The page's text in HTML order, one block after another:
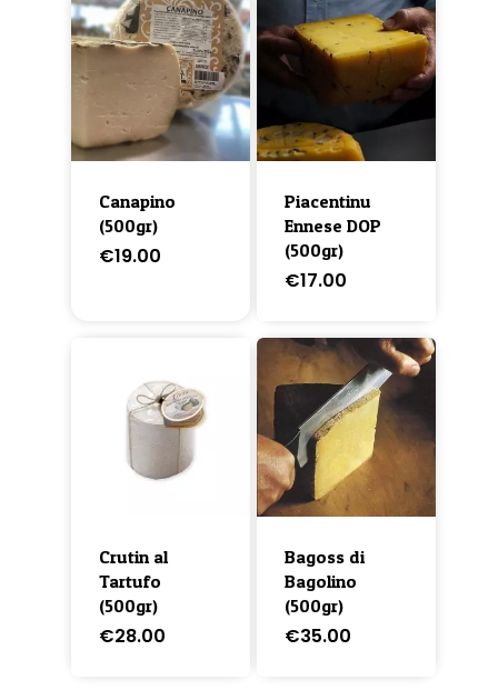
Canapino
(500gr)
€19.00
Piacentinu
Ennese DOP
(500gr)
€17.00
Crutin al
Tartufo
(500gr)
€28.00
Bagoss di
Bagolino
(500gr)
€35.00